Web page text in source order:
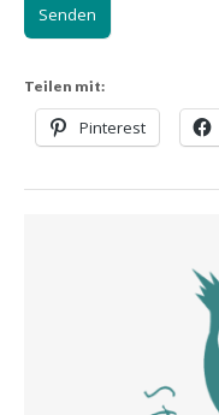
Teilen mit:
Pinterest